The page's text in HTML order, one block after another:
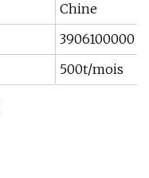
Chine
3906100000
500t/mois